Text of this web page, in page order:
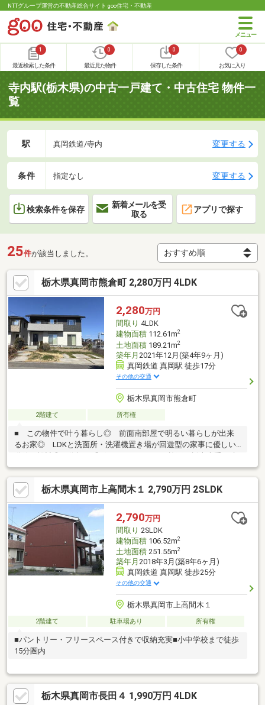
NTTグループ運営の不動産総合サイト goo住宅・不動産
1
最近検索した条件
0
最近見た物件
0
保存した条件
0
お気に入り
寺内駅(栃木県)の中古一戸建て・中古住宅 物件一
覧
駅 真岡鉄道/寺内 変更する
条件 指定なし 変更する
検索条件を保存
新着メールを受
取る
アプリで探す
25件が該当しました。
栃木県真岡市熊倉町 2,280万円 4LDK
2,280万円
間取り 4LDK
建物面積112.61m2
土地面積189.21m2
築年月 2021年12月(築4年9ヶ月)
真岡鉄道 真岡駅 徒歩17分
その他の交通
栃木県真岡市熊倉町
2階建て 所有権
■ この物件で叶う暮らし◎ 前面南部屋で明るい暮らしが出来
るお家◎ LDKと洗面所・洗濯機置き場が回遊型の家事に優しい
売メーカーならではのしっかりとした造り◎ 家族との会話が弾
む、１７帖超のゆとりあるリビング・ダイニング・キッチン お客
様からのご相談で多いこと ◎ 住宅ローンは組めるの？◎ 販売
価格以外にどのような費用が掛かるの◎ 熊倉町の暮らしってど
う？◎ リフォームは必要？自分らしく「どう住むか」を一緒に
相談しながら進めませんか？まずは現地で実際の状態を確認して
みましょう！
栃木県真岡市上高間木１ 2,790万円 2SLDK
2,790万円
間取り 2SLDK
建物面積106.52m2
土地面積251.55m2
築年月 2018年3月(築8年6ヶ月)
真岡鉄道 真岡駅 徒歩25分
その他の交通
栃木県真岡市上高間木１
2階建て 駐車場あり 所有権
■パントリー・フリースペース付きで収納充実■小中学校まで徒歩
15分圏内
栃木県真岡市長田４ 1,990万円 4LDK